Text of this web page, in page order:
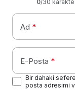
0/30
Ad *
E-Posta *
Bir dahaki sefere
posta adresimi